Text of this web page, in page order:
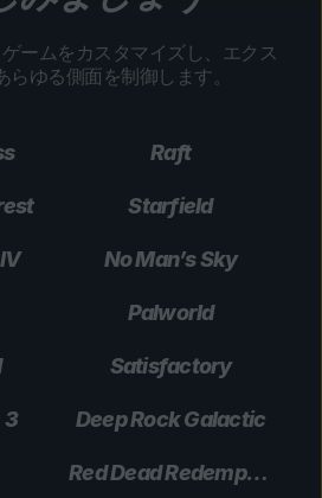
ームをカスタマイズし、エクス
らゆる側面を制御します。
Raft
Starfield
No Man’s Sky
Palworld
Satisfactory
3 Deep Rock Galactic
Red Dead Redemption 2